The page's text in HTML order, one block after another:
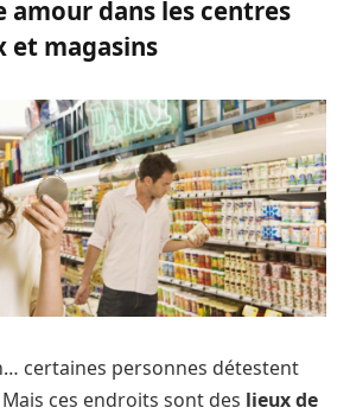
amour dans les centres
et magasins
certaines personnes détestent
ces endroits sont des lieux de